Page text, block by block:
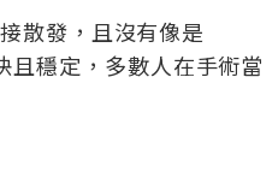
散發，且沒有像是
且穩定，多數人在手術當